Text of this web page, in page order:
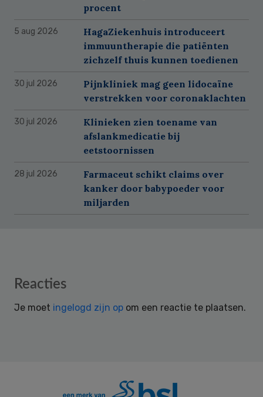
procent
5 aug 2026
HagaZiekenhuis introduceert
immuuntherapie die patiënten
zichzelf thuis kunnen toedienen
30 jul 2026
Pijnkliniek mag geen lidocaïne
verstrekken voor coronaklachten
30 jul 2026
Klinieken zien toename van
afslankmedicatie bij
eetstoornissen
28 jul 2026
Farmaceut schikt claims over
kanker door babypoeder voor
miljarden
Reader
Reacties
Je moet ingelogd zijn op om een reactie te plaatsen.